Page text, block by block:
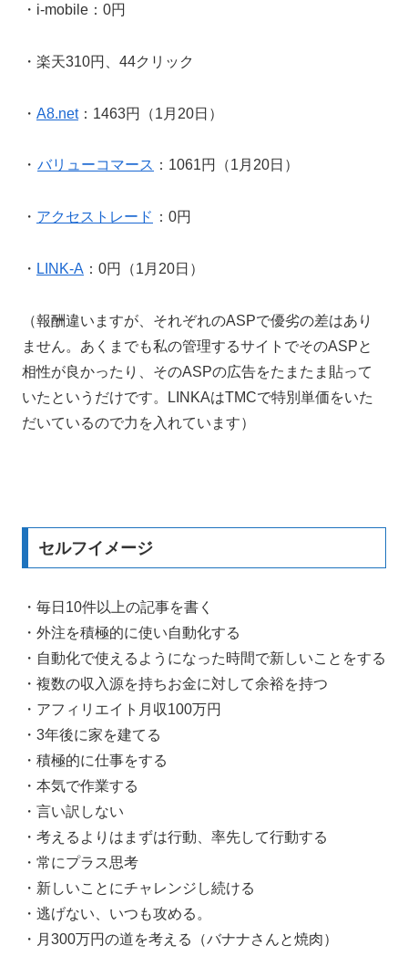
・i-mobile：0円
・楽天310円、44クリック
・ A8.net：1463円（1月20日）
・ バリューコマース ：1061円（1月20日）
・ アクセストレード ：0円
・ LINK-A ：0円（1月20日）
（報酬違いますが、それぞれのASPで優劣の差はあり
ません。あくまでも私の管理するサイトでそのASPと
相性が良かったり、そのASPの広告をたまたま貼って
いたというだけです。LINKAはTMCで特別単価をいた
だいているので力を入れています）
セルフイメージ
・毎日10件以上の記事を書く
・外注を積極的に使い自動化する
・自動化で使えるようになった時間で新しいことをする
・複数の収入源を持ちお金に対して余裕を持つ
・アフィリエイト月収100万円
・3年後に家を建てる
・積極的に仕事をする
・本気で作業する
・言い訳しない
・考えるよりはまずは行動、率先して行動する
・常にプラス思考
・新しいことにチャレンジし続ける
・逃げない、いつも攻める。
・月300万円の道を考える（バナナさんと焼肉）